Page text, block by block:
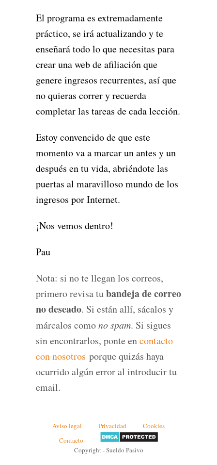
El programa es extremadamente
práctico, se irá actualizando y te
enseñará todo lo que necesitas para
crear una web de afiliación que
genere ingresos recurrentes, así que
no quieras correr y recuerda
completar las tareas de cada lección.
Estoy convencido de que este
momento va a marcar un antes y un
después en tu vida, abriéndote las
puertas al maravilloso mundo de los
ingresos por Internet.
¡Nos vemos dentro!
Pau
Nota: si no te llegan los correos,
primero revisa tubandeja de correo
no deseado. Si están allí, sácalos y
márcalos comono spam. Si sigues
sin encontrarlos, ponte encontacto
con nosotros porque quizás haya
ocurrido algún error al introducir tu
email.
Aviso legal Privacidad
Cookies
Contacto
Copyright - Sueldo Pasivo